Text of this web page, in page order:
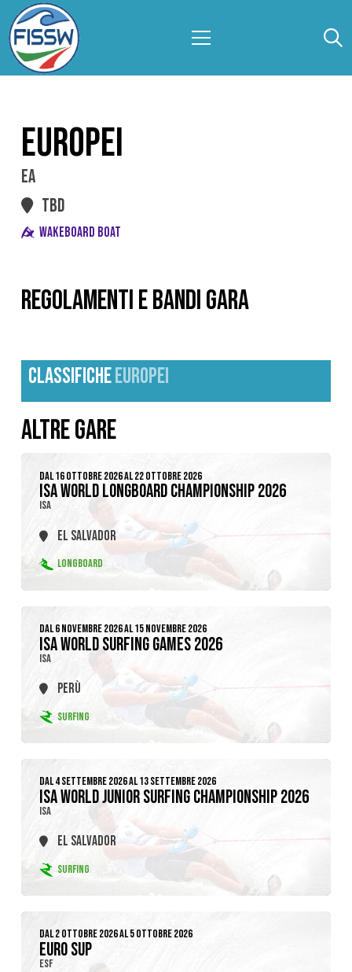
EUROPEI
EA
TBD
WAKEBOARD BOAT
REGOLAMENTI E BANDI GARA
CLASSIFICHEEUROPEI
ALTRE GARE
DAL 16 OTTOBRE 2026 AL 22 OTTOBRE 2026
ISA WORLD LONGBOARD CHAMPIONSHIP 2026
ISA
EL SALVADOR
LONGBOARD
DAL 6 NOVEMBRE 2026 AL 15 NOVEMBRE 2026
ISA WORLD SURFING GAMES 2026
ISA
PERÙ
SURFING
DAL 4 SETTEMBRE 2026 AL 13 SETTEMBRE 2026
ISA WORLD JUNIOR SURFING CHAMPIONSHIP 2026
ISA
EL SALVADOR
SURFING
DAL 2 OTTOBRE 2026 AL 5 OTTOBRE 2026
EURO SUP
ESF